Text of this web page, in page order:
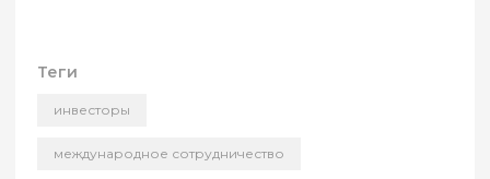
Теги
инвесторы
международное сотрудничество